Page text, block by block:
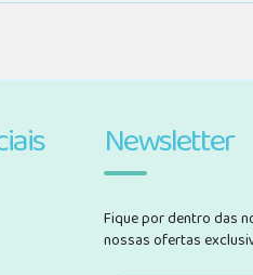
Newsletter
Fique por dentro das
nossas ofertas